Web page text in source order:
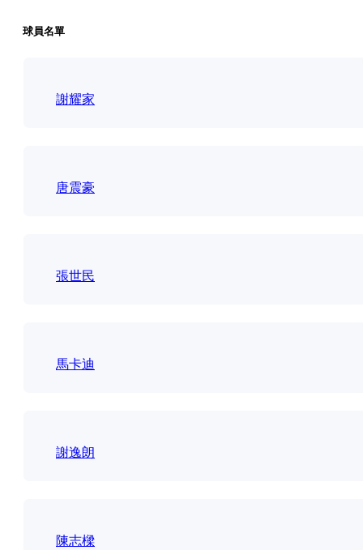
球員名單
謝耀家
唐震豪
張世民
馬卡迪
謝逸朗
陳志樑